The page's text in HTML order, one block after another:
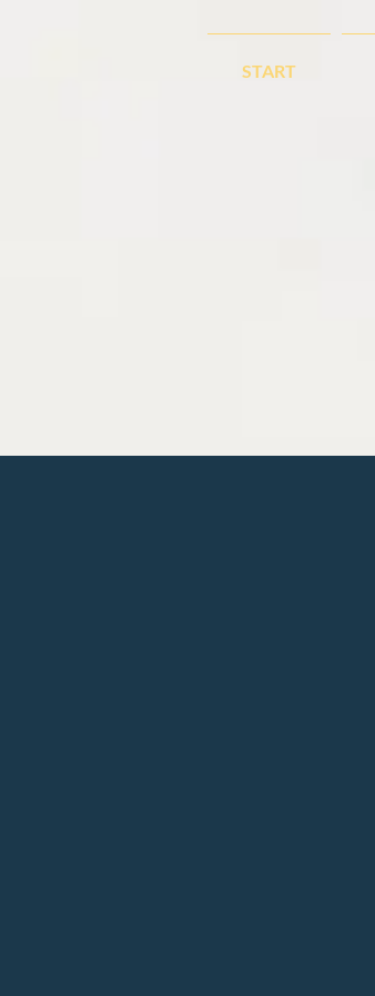
START